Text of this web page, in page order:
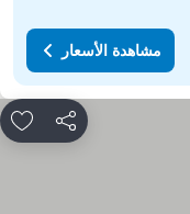
مشاهدة الأسعار
مشاركة